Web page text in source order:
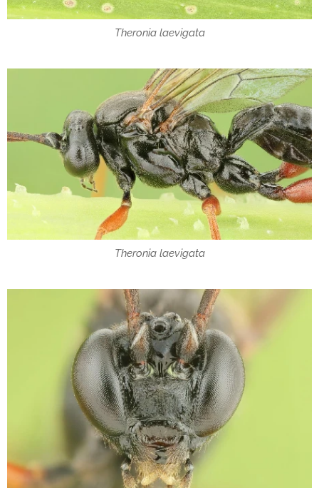
Theronia laevigata
Theronia laevigata